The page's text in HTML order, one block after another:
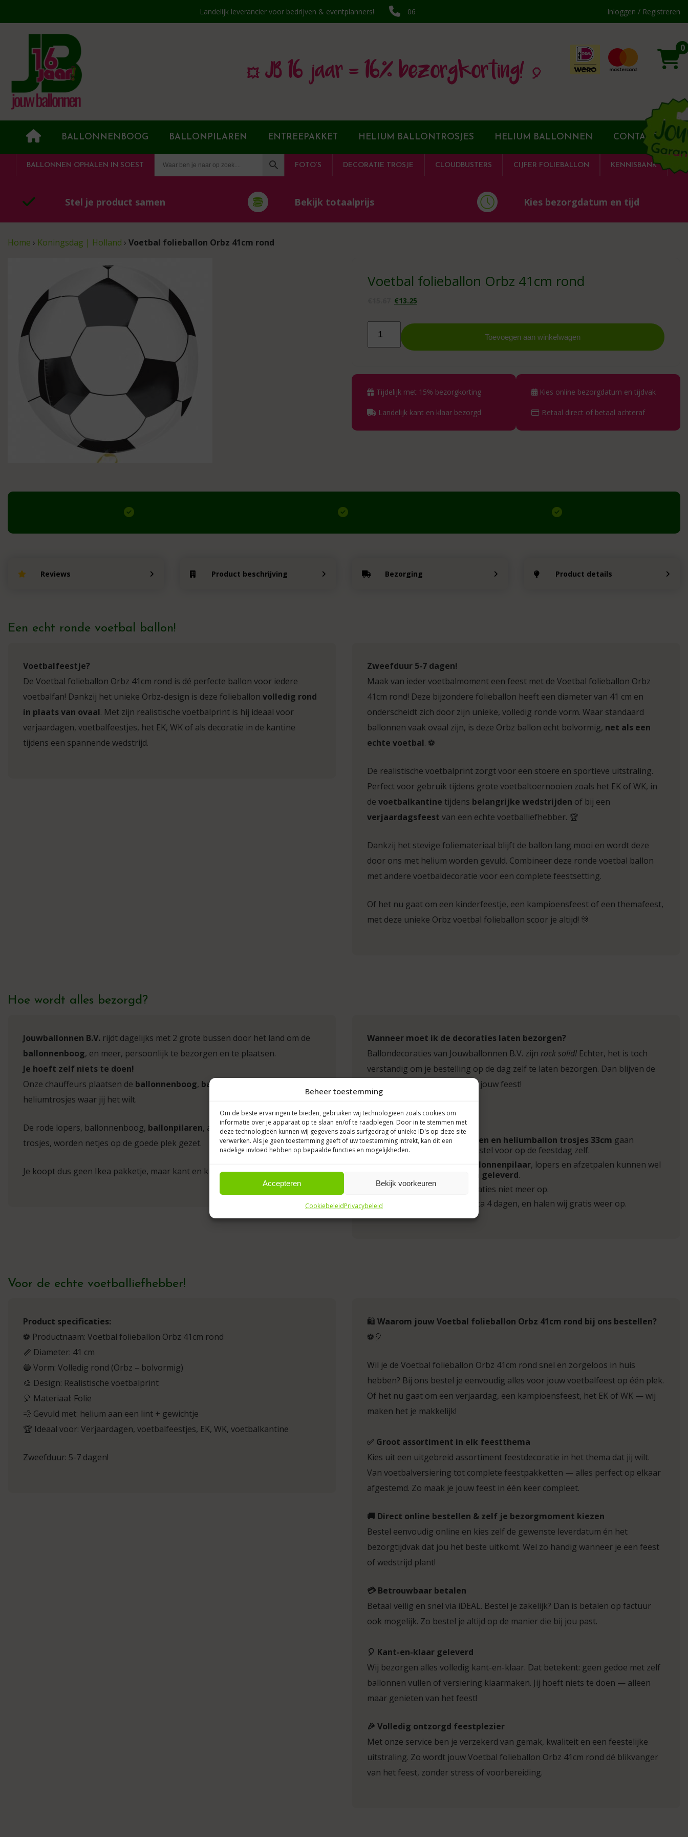
Beheer toestemming
Om de beste ervaringen te bieden, gebruiken wij technologieën zoals cookies om
informatie over je apparaat op te slaan en/of te raadplegen. Door in te stemmen met
deze technologieën kunnen wij gegevens zoals surfgedrag of unieke ID's op deze site
verwerken. Als je geen toestemming geeft of uw toestemming intrekt, kan dit een
nadelige invloed hebben op bepaalde functies en mogelijkheden.
Accepteren Bekijk voorkeuren
CookiebeleidPrivacybeleid
Landelijk leverancier voor bedrijven & eventplanners! 06 Inloggen / Registreren
💥 JB 16 jaar = 16% bezorgkorting! 🎈
0
BALLONNENBOOG BALLONPILAREN ENTREEPAKKET HELIUM BALLONTROSJES HELIUM BALLONNEN CONTACT
BALLONNEN OPHALEN IN SOEST FOTO’S DECORATIE TROSJE CLOUDBUSTERS CIJFER FOLIEBALLON KENNISBANK
Stel je product samen Bekijk totaalprijs Kies bezorgdatum en tijd
Home › Koningsdag | Holland › Voetbal folieballon Orbz 41cm rond
Voetbal folieballon Orbz 41cm rond
Oorspronkelijke
was:
€15.67.
€13.25
is:
folieballon
Orbz
Toevoegen aan winkelwagen
Tijdelijk met 15% bezorgkorting
Landelijk kant en klaar bezorgd
Kies online bezorgdatum en tijdvak
Betaal direct of betaal achteraf
Reviews Product beschrijving Bezorging Product details
Een echt ronde voetbal ballon!
Voetbalfeestje?
De Voetbal folieballon Orbz 41cm rond is dé perfecte ballon voor iedere
voetbalfan! Dankzij het unieke Orbz-design is deze folieballon volledig rond
in plaats van ovaal. Met zijn realistische voetbalprint is hij ideaal voor
verjaardagen, voetbalfeestjes, het EK, WK of als decoratie in de kantine
tijdens een spannende wedstrijd.
Zweefduur 5-7 dagen!
Maak van ieder voetbalmoment een feest met de Voetbal folieballon Orbz
41cm rond! Deze bijzondere folieballon heeft een diameter van 41 cm en
onderscheidt zich door zijn unieke, volledig ronde vorm. Waar standaard
ballonnen vaak ovaal zijn, is deze Orbz ballon echt bolvormig, net als een
echte voetbal. ⚽
De realistische voetbalprint zorgt voor een stoere en sportieve uitstraling.
Perfect voor gebruik tijdens grote voetbaltoernooien zoals het EK of WK, in
de voetbalkantine tijdens belangrijke wedstrijden of bij een
verjaardagsfeest van een echte voetballiefhebber. 🏆
Dankzij het stevige foliemateriaal blijft de ballon lang mooi en wordt deze
door ons met helium worden gevuld. Combineer deze ronde voetbal ballon
met andere voetbaldecoratie voor een complete feestsetting.
Of het nu gaat om een kinderfeestje, een kampioensfeest of een themafeest,
met deze unieke Orbz voetbal folieballon scoor je altijd! 🎊
Hoe wordt alles bezorgd?
Jouwballonnen B.V. rijdt dagelijks met 2 grote bussen door het land om de
ballonnenboog, en meer, persoonlijk te bezorgen en te plaatsen.
Je hoeft zelf niets te doen!
Onze chauffeurs plaatsen de ballonnenboog, ballonnenpilaar
heliumtrosjes waar jij het wilt.
De rode lopers, ballonnenboog, ballonpilaren, afzetpalen, of helium ballon
trosjes, worden netjes op de goede plek gezet.
Je koopt dus geen Ikea pakketje, maar kant en klare ballondecoraties!
Wanneer moet ik de decoraties laten bezorgen?
Ballondecoraties van Jouwballonnen B.V. zijn rock solid! Echter, het is toch
verstandig om je bestelling op de dag zelf te laten bezorgen. Dan blijven de
decoraties mooi glanzend op jouw feest!
Notitie:
Normale heliumballonnen en heliumballon trosjes 33cm gaan
maximaal 14 uur mee. Bestel voor op de feestdag zelf.
ballonnenpilaar, lopers en afzetpalen kunnen wel
een dag eerder worden geleverd.
Wij halen de ballondecoraties niet meer op.
Afzetpalen huur je voor ca 4 dagen, en halen wij gratis weer op.
Voor de echte voetballiefhebber!
Product specificaties:
⚽ Productnaam: Voetbal folieballon Orbz 41cm rond
📏 Diameter: 41 cm
🔵 Vorm: Volledig rond (Orbz – bolvormig)
🎨 Design: Realistische voetbalprint
🎈 Materiaal: Folie
💨 Gevuld met: helium aan een lint + gewichtje
🏆 Ideaal voor: Verjaardagen, voetbalfeestjes, EK, WK, voetbalkantine
Zweefduur: 5-7 dagen!
🛍️ Waarom jouw Voetbal folieballon Orbz 41cm rond bij ons bestellen?
⚽🎈
Wil je de Voetbal folieballon Orbz 41cm rond snel en zorgeloos in huis
hebben? Bij ons bestel je eenvoudig alles voor jouw voetbalfeest op één plek.
Of het nu gaat om een verjaardag, een kampioensfeest, het EK of WK — wij
maken het je makkelijk!
✅ Groot assortiment in elk feestthema
Kies uit een uitgebreid assortiment feestdecoratie in het thema dat jij wilt.
Van voetbalversiering tot complete feestpakketten — alles perfect op elkaar
afgestemd. Zo maak je jouw feest in één keer compleet.
🚚 Direct online bestellen & zelf je bezorgmoment kiezen
Bestel eenvoudig online en kies zelf de gewenste leverdatum én het
bezorgtijdvak dat jou het beste uitkomt. Wel zo handig wanneer je een feest
of wedstrijd plant!
💳 Betrouwbaar betalen
Betaal veilig en snel via iDEAL. Bestel je zakelijk? Dan is betalen op factuur
ook mogelijk. Zo bestel je altijd op de manier die bij jou past.
🎈 Kant-en-klaar geleverd
Wij bezorgen alles volledig kant-en-klaar. Dat betekent: geen gedoe met zelf
ballonnen vullen of versiering klaarmaken. Jij hoeft niets te doen — alleen
maar genieten van het feest!
🎉 Volledig ontzorgd feestplezier
Met onze service ben je verzekerd van gemak, kwaliteit en een feestelijke
uitstraling. Zo wordt jouw Voetbal folieballon Orbz 41cm rond dé blikvanger
van het feest, zonder stress of voorbereiding.